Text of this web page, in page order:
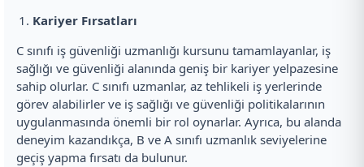
Kariyer Fırsatları
C sınıfı iş güvenliği uzmanlığı kursunu tamamlayanlar, iş
sağlığı ve güvenliği alanında geniş bir kariyer yelpazesine
sahip olurlar. C sınıfı uzmanlar, az tehlikeli iş yerlerinde
görev alabilirler ve iş sağlığı ve güvenliği politikalarının
uygulanmasında önemli bir rol oynarlar. Ayrıca, bu alanda
deneyim kazandıkça, B ve A sınıfı uzmanlık seviyelerine
geçiş yapma fırsatı da bulunur.